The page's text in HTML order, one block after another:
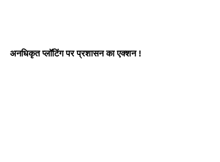
अनधिकृत प्लॉटिंग पर प्रशासन का एक्शन !